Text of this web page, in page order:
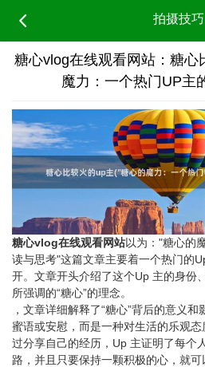
 拍摄技巧
糖心vlog在线观看网站：糖心
魔力：一个热门UP主
糖心vlog在线观看网站以为："糖心的
读与思考"这篇文章主要着一个热门的
开。文章开头介绍了这个Up 主的身份
所强调的“糖心”的理念。
，文章详细解释了“糖心”背后的意义
蜜语或安慰，而是一种对生活的乐观
过分享自己的经历，Up 主证明了每个
路，并且只要保持一颗积极的心，就可